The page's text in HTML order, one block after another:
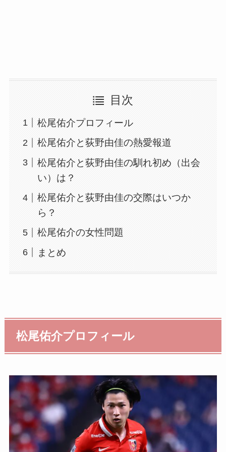
目次
松尾佑介プロフィール
松尾佑介と荻野由佳の熱愛報道
松尾佑介と荻野由佳の馴れ初め（出会
い）は？
松尾佑介と荻野由佳の交際はいつか
ら？
松尾佑介の女性問題
まとめ
松尾佑介プロフィール